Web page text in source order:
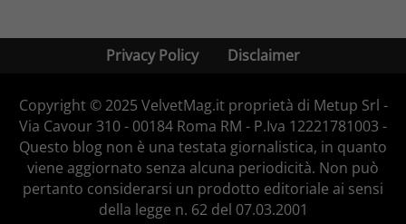
Privacy Policy Disclaimer
Copyright © 2025 VelvetMag.it proprietà di Metup Srl -
Via Cavour 310 - 00184 Roma RM - P.Iva 12221781003 -
Questo blog non è una testata giornalistica, in quanto
viene aggiornato senza alcuna periodicità. Non può
pertanto considerarsi un prodotto editoriale ai sensi
della legge n. 62 del 07.03.2001